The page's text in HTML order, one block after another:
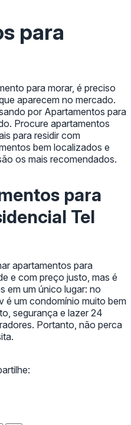
para
para morar, é preciso
aparecem no mercado.
por Apartamentos para
Procure apartamentos
para residir com
bem localizados e
os mais recomendados.
para
Tel
apartamentos para
e com preço justo, mas é
em um único lugar: no
é um condomínio muito bem
segurança e lazer 24
Portanto, não perca